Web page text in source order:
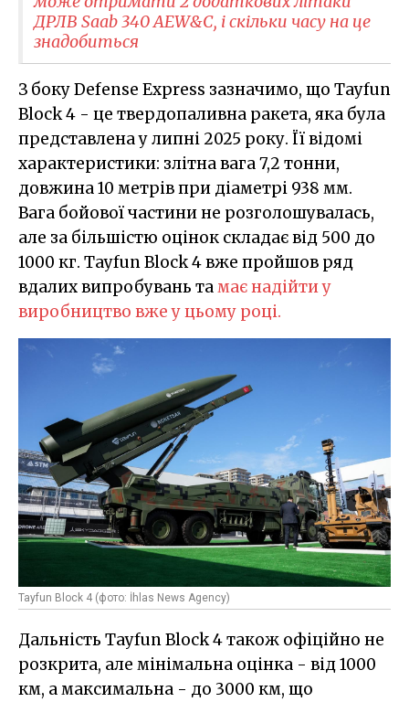
ДРЛВ Saab 340 AEW&C, і скільки часу на це
знадобиться
З боку Defense Express зазначимо, що Tayfun
Block 4 - це твердопаливна ракета, яка була
представлена у липні 2025 року. Її відомі
характеристики: злітна вага 7,2 тонни,
довжина 10 метрів при діаметрі 938 мм.
Вага бойової частини не розголошувалась,
але за більшістю оцінок складає від 500 до
1000 кг. Tayfun Block 4 вже пройшов ряд
вдалих випробувань тамає надійти у
виробництво вже у цьому році.
Tayfun Block 4 (фото: İhlas News Agency)
Дальність Tayfun Block 4 також офіційно не
розкрита, але мінімальна оцінка - від 1000
км, а максимальна - до 3000 км, що